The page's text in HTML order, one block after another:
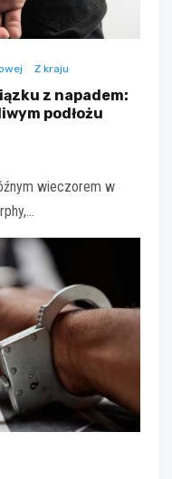
Z kraju
z napadem:
podłożu
wieczorem w